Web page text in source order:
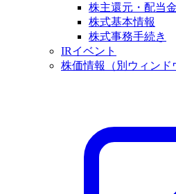
株主還元・配当金
株式基本情報
株式事務手続き
IRイベント
株価情報
（別ウィンド